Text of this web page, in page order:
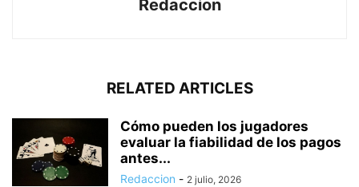
Redaccion
RELATED ARTICLES
Cómo pueden los jugadores
evaluar la fiabilidad de los pagos
antes...
Redaccion - 2 julio, 2026